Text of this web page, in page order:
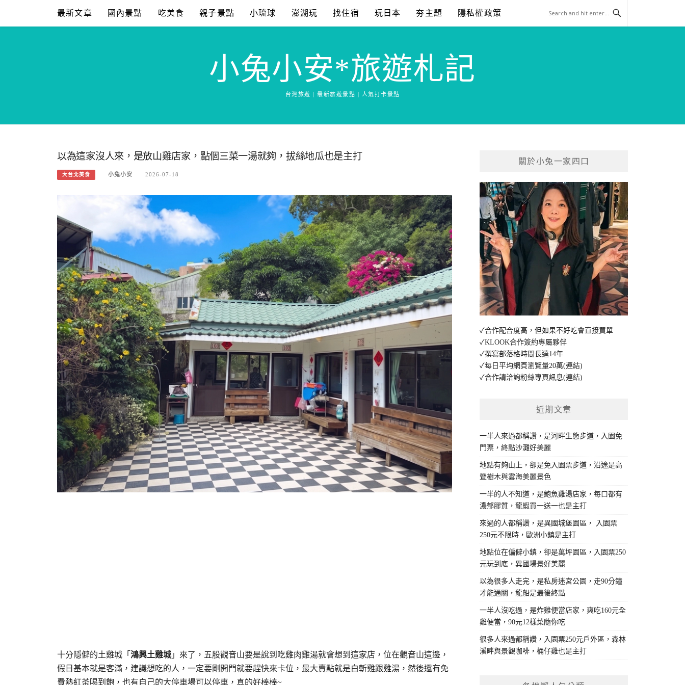
content
最新文章 國內景點 吃美食 親子景點 小琉球 澎湖玩 找住宿 玩日本 夯主題 隱私權政策
小兔小安*旅遊札記
台灣旅遊 | 最新旅遊景點 | 人氣打卡景點
以為這家沒人來，是放山雞店家，點個三菜一湯就夠，拔絲地瓜也是主打
大台北美食 小兔小安 2026-07-18
十分隱僻的土雞城「 鴻興土雞城」來了，五股觀音山要是說到吃雞肉雞湯就會想到這家店，位在觀音山這邊，
假日基本就是客滿，建議想吃的人，一定要剛開門就要趕快來卡位，最大賣點就是白斬雞跟雞湯，然後還有免
費熱紅茶喝到飽，也有自己的大停車場可以停車，真的好棒棒~
關於小兔一家四口
✓合作配合度高，但如果不好吃會直接買單
✓KLOOK合作簽約專屬夥伴
✓撰寫部落格時間長達14年
✓每日平均網頁瀏覽量20萬(連結)
✓合作請洽詢粉絲專頁訊息(連結)
近期文章
一半人來過都稱讚，是河畔生態步道，入園免
門票，終點沙灘好美麗
地點有夠山上，卻是免入園票步道，沿途是高
聳樹木與雲海美麗景色
一半的人不知道，是鮑魚雞湯店家，每口都有
濃郁膠質，龍蝦買一送一也是主打
來過的人都稱讚，是異國城堡園區， 入園票
250元不限時，歐洲小鎮是主打
地點位在偏僻小鎮，卻是萬坪園區，入園票250
元玩到底，異國場景好美麗
以為很多人走完，是私房迷宮公園，走90分鐘
才能通關，龍船是最後終點
一半人沒吃過，是炸雞便當店家，爽吃160元全
雞便當，90元12樣菜隨你吃
很多人來過都稱讚，入園票250元戶外區，森林
溪畔與景觀咖啡，桶仔雞也是主打